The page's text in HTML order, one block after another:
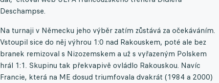
Deschampse.
Na turnaji v Německu jeho výběr zatím zůstává za očekáváním.
Vstoupil sice do něj výhrou 1:0 nad Rakouskem, poté ale bez
branek remizoval s Nizozemskem a už s vyřazeným Polskem
hrál 1:1. Skupinu tak překvapivě ovládlo Rakouskou. Navíc
Francie, která na ME dosud triumfovala dvakrát (1984 a 2000)